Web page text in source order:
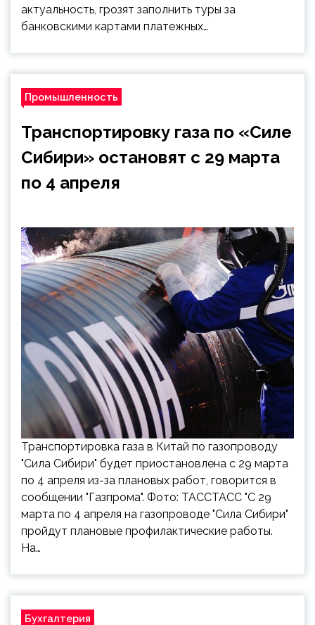
актуальность, грозят заполнить туры за
банковскими картами платежных…
Промышленность
Транспортировку газа по «Силе
Сибири» остановят с 29 марта
по 4 апреля
Транспортировка газа в Китай по газопроводу
"Сила Сибири" будет приостановлена с 29 марта
по 4 апреля из-за плановых работ, говорится в
сообщении "Газпрома". Фото: ТАССТАСС "С 29
марта по 4 апреля на газопроводе "Сила Сибири"
пройдут плановые профилактические работы.
На…
Бухгалтерия